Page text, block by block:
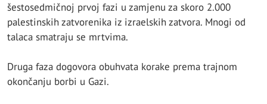
šestosedmičnoj prvoj fazi u zamjenu za skoro 2.000
palestinskih zatvorenika iz izraelskih zatvora. Mnogi od
talaca smatraju se mrtvima.
Druga faza dogovora obuhvata korake prema trajnom
okončanju borbi u Gazi.